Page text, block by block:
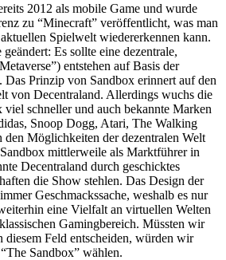
2012 als mobile Game und wurde
zu “Minecraft” veröffentlicht, was man
Spielwelt wiedererkennen kann.
Es sollte eine dezentrale,
entstehen auf Basis der
Prinzip von Sandbox erinnert auf den
von Decentraland. Allerdings wuchs die
schneller und auch bekannte Marken
Snoop Dogg, Atari, The Walking
Möglichkeiten der dezentralen Welt
mittlerweile als Marktführer in
Decentraland durch geschicktes
die Show stehlen. Das Design der
Geschmackssache, weshalb es nur
eine Vielfalt an virtuellen Welten
Gamingbereich. Müssten wir
diesem Feld entscheiden, würden wir
Sandbox” wählen.